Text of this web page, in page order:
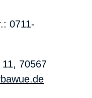
0711-
70567